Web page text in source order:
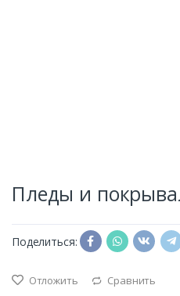
Пледы и
Поделиться:
Отложить Сравнить